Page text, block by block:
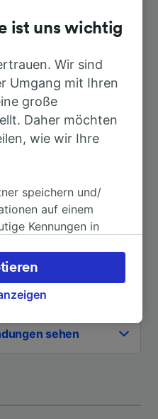
1h 18min
5min
1h 34min
1h 8min
sehen
ist uns wichtig
Wir sind
Umgang mit Ihren
große
Daher möchten
wie wir Ihre
speichern und/
auf einem
Kennungen in
Präferenzen
einschließlich
bei berechtigtem
Seite der